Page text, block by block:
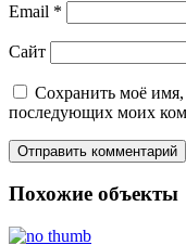
Email *
Сайт
Сохранить моё имя,
последующих моих
Похожие объекты